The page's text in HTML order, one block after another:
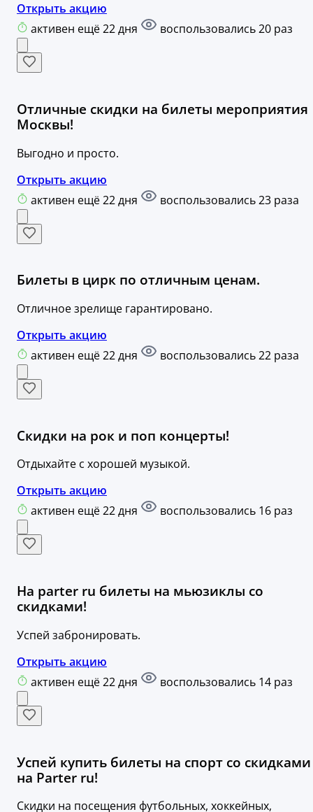
Открыть акцию
активен ещё 22 дня
воспользовались 20 раз
Отличные скидки на билеты мероприятия
Москвы!
Выгодно и просто.
Открыть акцию
активен ещё 22 дня
воспользовались 23 раза
Билеты в цирк по отличным ценам.
Отличное зрелище гарантировано.
Открыть акцию
активен ещё 22 дня
воспользовались 22 раза
Cкидки на рок и поп концерты!
Отдыхайте с хорошей музыкой.
Открыть акцию
активен ещё 22 дня
воспользовались 16 раз
На parter ru билеты на мьюзиклы со
скидками!
Успей забронировать.
Открыть акцию
активен ещё 22 дня
воспользовались 14 раз
Успей купить билеты на спорт со скидками
на Parter ru!
Скидки на посещения футбольных, хоккейных,